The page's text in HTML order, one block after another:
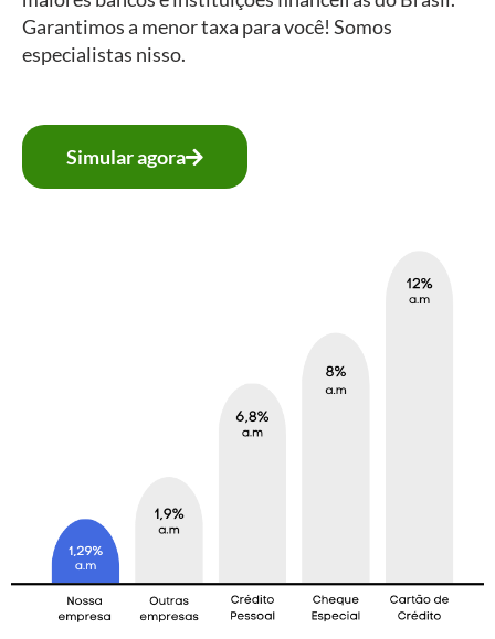
Garantimos a menor taxa para você! Somos
especialistas nisso.
Simular agora